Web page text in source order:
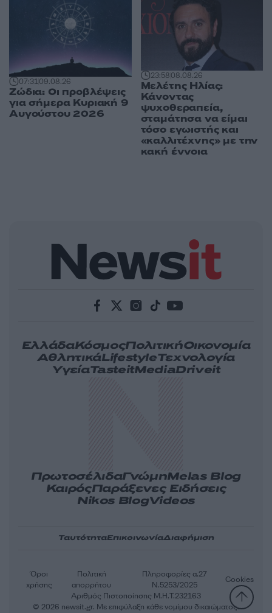
07:3109.08.26
Ζώδια: Οι προβλέψεις
για σήμερα Κυριακή 9
Αυγούστου 2026
23:5808.08.26
Μελέτης Ηλίας:
Κάνοντας
ψυχοθεραπεία,
σταμάτησα να είμαι
τόσο εγωιστής και
«καλλιτέχνης» με την
κακή έννοια
ΕλλάδαΚόσμοςΠολιτικήΟικονομία
ΑθλητικάLifestyleΤεχνολογία
ΥγείαTasteitMediaDriveit
ΠρωτοσέλιδαΓνώμηMelas Blog
ΚαιρόςΠαράξενες Ειδήσεις
Nikos BlogVideos
ΤαυτότηταΕπικοινωνίαΔιαφήμιση
Αριθμός Πιστοποίησης Μ.Η.Τ.232163
Όροι
χρήσης
Πολιτική
απορρήτου
Πληροφορίες α.27
Ν.5253/2025
Cookies
© 2026 newsit.gr. Με επιφύλαξη κάθε νομίμου δικαιώματος.